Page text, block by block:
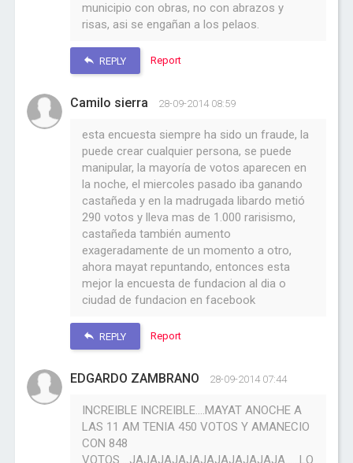
municipio con obras, no con abrazos y
risas, asi se engañan a los pelaos.
REPLY Report
Camilo sierra 28-09-2014 08:59
esta encuesta siempre ha sido un fraude, la
puede crear cualquier persona, se puede
manipular, la mayoría de votos aparecen en
la noche, el miercoles pasado iba ganando
castañeda y en la madrugada libardo metió
290 votos y lleva mas de 1.000 rarisismo,
castañeda también aumento
exageradamente de un momento a otro,
ahora mayat repuntando, entonces esta
mejor la encuesta de fundacion al dia o
ciudad de fundacion en facebook
REPLY Report
EDGARDO ZAMBRANO 28-09-2014 07:44
INCREIBLE INCREIBLE....MAYAT ANOCHE A
LAS 11 AM TENIA 450 VOTOS Y AMANECIO
CON 848
VOTOS....JAJAJAJAJAJAJAJAJAJAJA......LO